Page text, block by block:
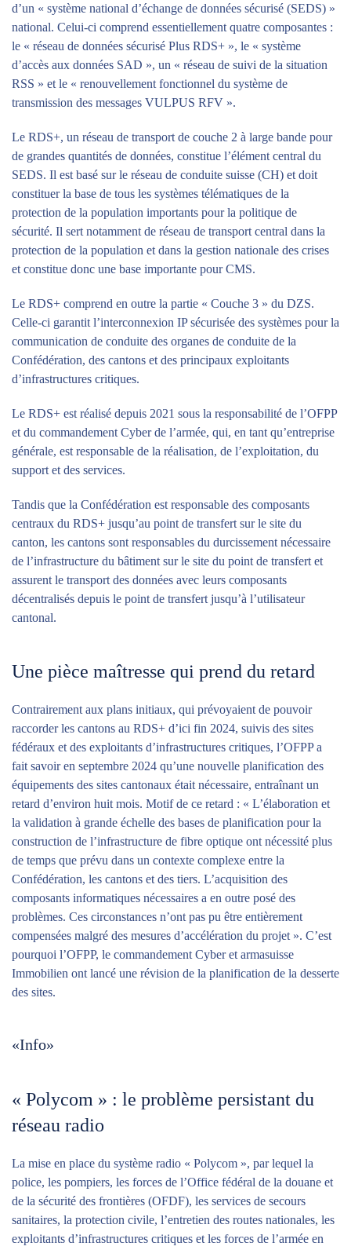
d’un « système national d’échange de données sécurisé (SEDS) »
national. Celui-ci comprend essentiellement quatre composantes :
le « réseau de données sécurisé Plus RDS+ », le « système
d’accès aux données SAD », un « réseau de suivi de la situation
RSS » et le « renouvellement fonctionnel du système de
transmission des messages VULPUS RFV ».
Le RDS+, un réseau de transport de couche 2 à large bande pour
de grandes quantités de données, constitue l’élément central du
SEDS. Il est basé sur le réseau de conduite suisse (CH) et doit
constituer la base de tous les systèmes télématiques de la
protection de la population importants pour la politique de
sécurité. Il sert notamment de réseau de transport central dans la
protection de la population et dans la gestion nationale des crises
et constitue donc une base importante pour CMS.
Le RDS+ comprend en outre la partie « Couche 3 » du DZS.
Celle-ci garantit l’interconnexion IP sécurisée des systèmes pour la
communication de conduite des organes de conduite de la
Confédération, des cantons et des principaux exploitants
d’infrastructures critiques.
Le RDS+ est réalisé depuis 2021 sous la responsabilité de l’OFPP
et du commandement Cyber de l’armée, qui, en tant qu’entreprise
générale, est responsable de la réalisation, de l’exploitation, du
support et des services.
Tandis que la Confédération est responsable des composants
centraux du RDS+ jusqu’au point de transfert sur le site du
canton, les cantons sont responsables du durcissement nécessaire
de l’infrastructure du bâtiment sur le site du point de transfert et
assurent le transport des données avec leurs composants
décentralisés depuis le point de transfert jusqu’à l’utilisateur
cantonal.
Une pièce maîtresse qui prend du retard
Contrairement aux plans initiaux, qui prévoyaient de pouvoir
raccorder les cantons au RDS+ d’ici fin 2024, suivis des sites
fédéraux et des exploitants d’infrastructures critiques, l’OFPP a
fait savoir en septembre 2024 qu’une nouvelle planification des
équipements des sites cantonaux était nécessaire, entraînant un
retard d’environ huit mois. Motif de ce retard : « L’élaboration et
la validation à grande échelle des bases de planification pour la
construction de l’infrastructure de fibre optique ont nécessité plus
de temps que prévu dans un contexte complexe entre la
Confédération, les cantons et des tiers. L’acquisition des
composants informatiques nécessaires a en outre posé des
problèmes. Ces circonstances n’ont pas pu être entièrement
compensées malgré des mesures d’accélération du projet ». C’est
pourquoi l’OFPP, le commandement Cyber et armasuisse
Immobilien ont lancé une révision de la planification de la desserte
des sites.
«Info»
« Polycom » : le problème persistant du
réseau radio
La mise en place du système radio « Polycom », par lequel la
police, les pompiers, les forces de l’Office fédéral de la douane et
de la sécurité des frontières (OFDF), les services de secours
sanitaires, la protection civile, l’entretien des routes nationales, les
exploitants d’infrastructures critiques et les forces de l’armée en